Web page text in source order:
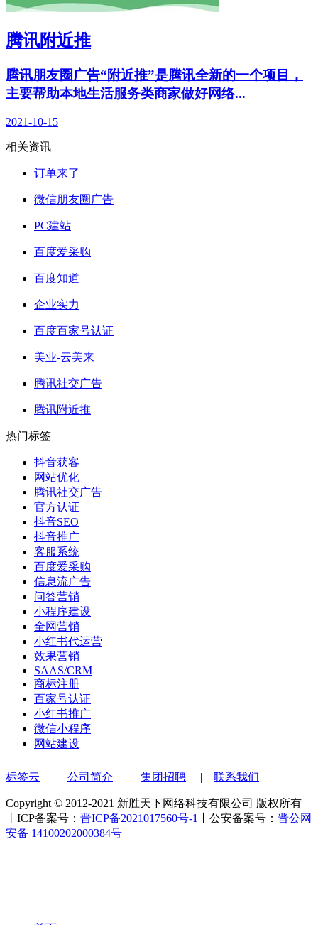
腾讯附近推
腾讯朋友圈广告“附近推”是腾讯全新的一个项目，
主要帮助本地生活服务类商家做好网络...
2021-10-15
相关资讯
订单来了
微信朋友圈广告
PC建站
百度爱采购
百度知道
企业实力
百度百家号认证
美业-云美来
腾讯社交广告
腾讯附近推
热门标签
抖音获客
网站优化
腾讯社交广告
官方认证
抖音SEO
抖音推广
客服系统
百度爱采购
信息流广告
问答营销
小程序建设
全网营销
小红书代运营
效果营销
SAAS/CRM
商标注册
百家号认证
小红书推广
微信小程序
网站建设
标签云 公司简介 集团招聘 联系我们
Copyright © 2012-2021 新胜天下网络科技有限公司 版权所有
丨ICP备案号： 晋ICP备2021017560号-1 丨公安备案号： 晋公网
安备 14100202000384号